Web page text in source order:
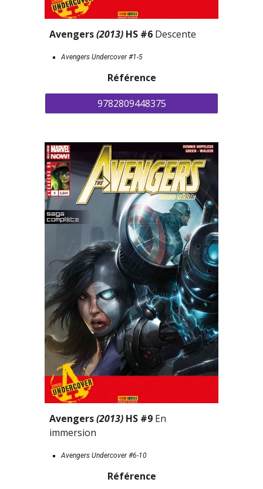
Avengers (2013) HS #6 Descente
Avengers Undercover #1-5
Référence
9782809448375
Avengers (2013) HS #9 En
immersion
Avengers Undercover #6-10
Référence